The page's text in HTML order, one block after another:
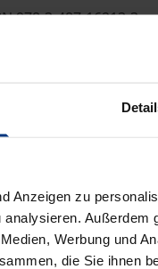
Anzeigen zu
Werbung und
die Sie ihnen
978-3-487-16213-3
include VAT.
cost notice